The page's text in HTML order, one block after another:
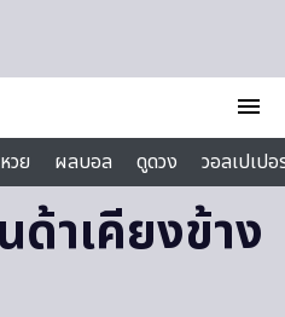
menu
วย ผลบอล ดูดวง
วอลเปเป
าเคียงข้าง